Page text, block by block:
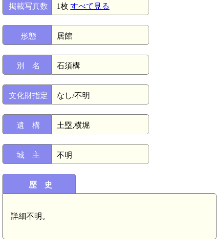
掲載写真数 1枚 すべて見る
形態 居館
別 名 石須構
文化財指定 なし/不明
遺 構 土塁,横堀
城 主 不明
歴 史
詳細不明。